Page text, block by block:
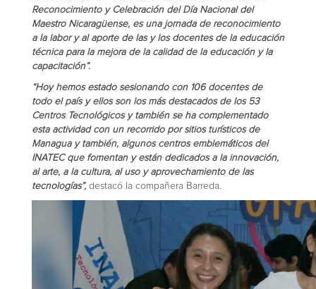
Reconocimiento y Celebración del Día Nacional del
Maestro Nicaragüense, es una jornada de reconocimiento
a la labor y al aporte de las y los docentes de la educación
técnica para la mejora de la calidad de la educación y la
capacitación”.
“Hoy hemos estado sesionando con 106 docentes de
todo el país y ellos son los más destacados de los 53
Centros Tecnológicos y también se ha complementado
esta actividad con un recorrido por sitios turísticos de
Managua y también, algunos centros emblemáticos del
INATEC que fomentan y están dedicados a la innovación,
al arte, a la cultura, al uso y aprovechamiento de las
tecnologías”, destacó la compañera Barreda.